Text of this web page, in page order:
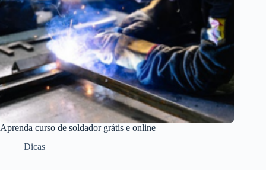
Aprenda curso de soldador grátis e online
Dicas